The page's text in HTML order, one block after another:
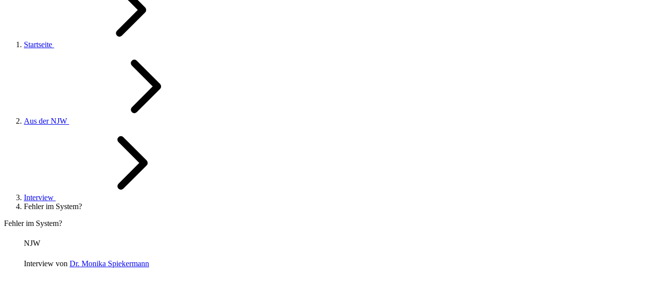
Startseite
Aus der NJW
Interview
Fehler im System?
Fehler im System?
NJW
Interview von Dr. Monika Spiekermann